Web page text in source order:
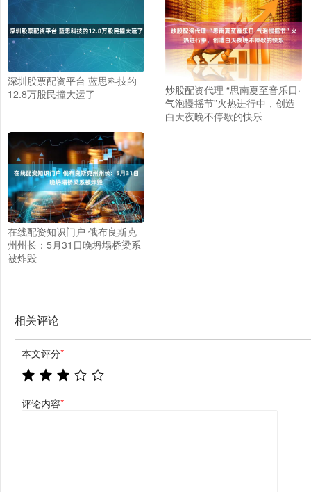
深圳股票配资平台 蓝思科技的
12.8万股民撞大运了
炒股配资代理 “思南夏至音乐日·
气泡慢摇节”火热进行中，创造
白天夜晚不停歇的快乐
在线配资知识门户 俄布良斯克
州州长：5月31日晚坍塌桥梁系
被炸毁
相关评论
本文评分*
评论内容*